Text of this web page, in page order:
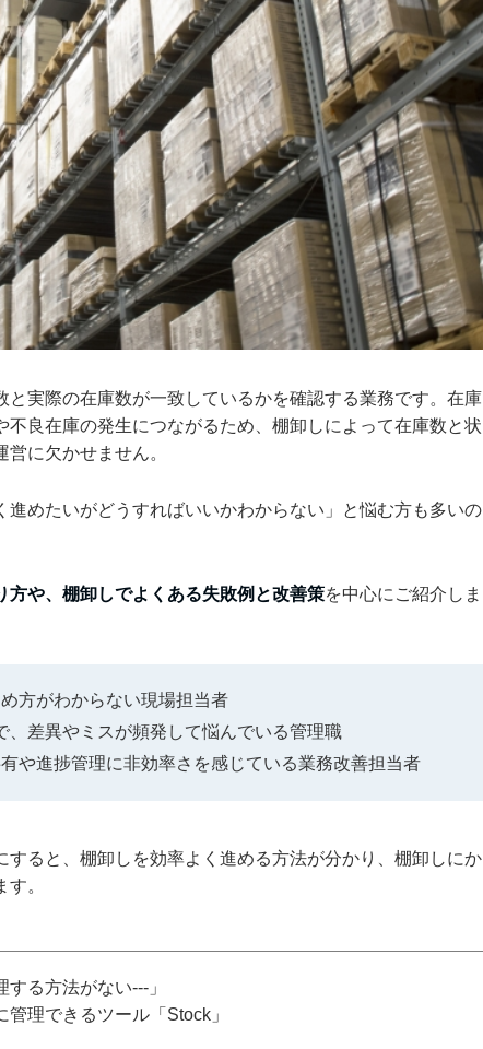
と実際の在庫数が一致しているかを確認する業務です。在庫
不良在庫の発生につながるため、棚卸しによって在庫数と状
に欠かせません。
進めたいがどうすればいいかわからない」と悩む方も多いの
方や、棚卸しでよくある失敗例と改善策を中心にご紹介しま
方がわからない現場担当者
、差異やミスが頻発して悩んでいる管理職
や進捗管理に非効率さを感じている業務改善担当者
すると、棚卸しを効率よく進める方法が分かり、棚卸しにか
。
する方法がない---」
理できるツール「Stock」